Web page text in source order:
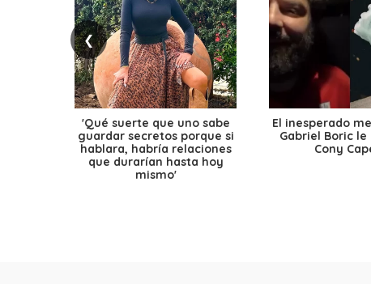
❮
'Qué suerte que uno sabe
guardar secretos porque si
hablara, habría relaciones
que durarían hasta hoy
mismo'
El inesperado
Gabriel Boric le
Cony